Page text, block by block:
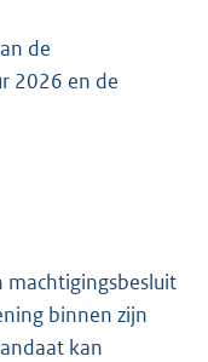
de
2026 en de
binnen zijn
kan